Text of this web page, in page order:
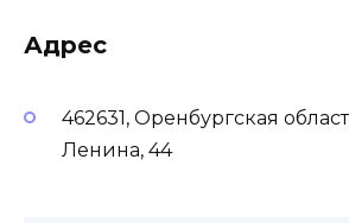
Адрес
462631, Оренбургская
Ленина, 44